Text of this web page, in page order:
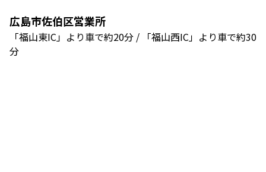
広島市佐伯区営業所
「福山東IC」より車で約20分 / 「福山西IC」より車で約30
分